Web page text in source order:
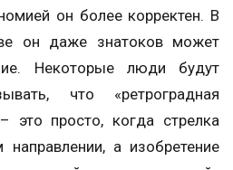
он более корректен. В
он даже знатоков может
Некоторые люди будут
что «ретроградная
это просто, когда стрелка
а изобретение